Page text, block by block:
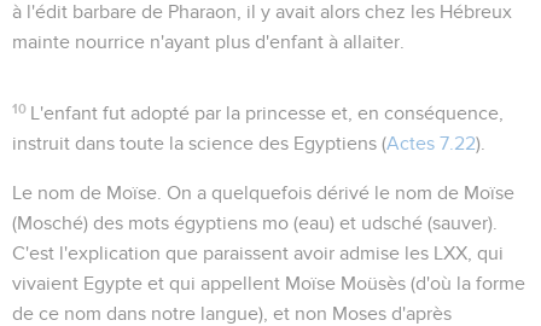
à l'édit barbare de Pharaon, il y avait alors chez les Hébreux
mainte nourrice n'ayant plus d'enfant à allaiter.
10 L'enfant fut adopté par la princesse et, en conséquence,
instruit dans toute la science des Egyptiens (Actes 7.22).
Le nom de Moïse . On a quelquefois dérivé le nom de Moïse
(Mosché) des mots égyptiens mo (eau) et udsché (sauver).
C'est l'explication que paraissent avoir admise les LXX, qui
vivaient Egypte et qui appellent Moïse Moüsès (d'où la forme
de ce nom dans notre langue), et non Moses d'après